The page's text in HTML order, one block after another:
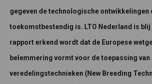
gegeven de technologische ontwikkelingen
toekomstbestendig is. LTO Nederland is
rapport erkend wordt dat de Europese
belemmering vormt voor de toepassing
veredelingstechnieken (New Breeding